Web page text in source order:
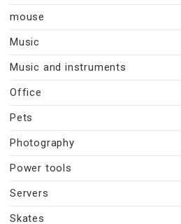
mouse
Music
Music and instruments
Office
Pets
Photography
Power tools
Servers
Skates